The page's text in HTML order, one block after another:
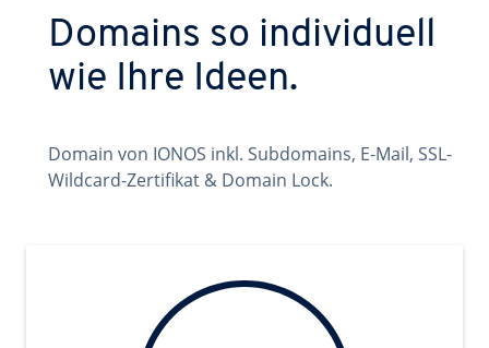
Domains so individuell
wie Ihre Ideen.
Domain von IONOS inkl. Subdomains, E-Mail, SSL-
Wildcard-Zertifikat & Domain Lock.